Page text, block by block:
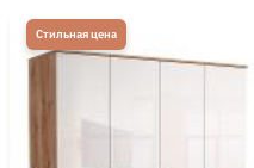
Стильная цена